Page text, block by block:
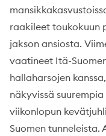
raakileet toukokuun
jakson ansiosta.
vaatineet Itä-
hallaharsojen
näkyvissä
viikonlopun
Suomen tunneleista.